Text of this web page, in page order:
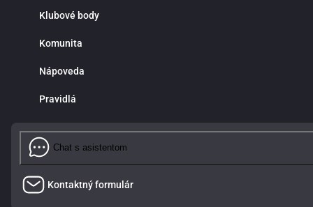
Klubové body
Komunita
Nápoveda
Pravidlá
Chat s asistentom
Kontaktný formulár